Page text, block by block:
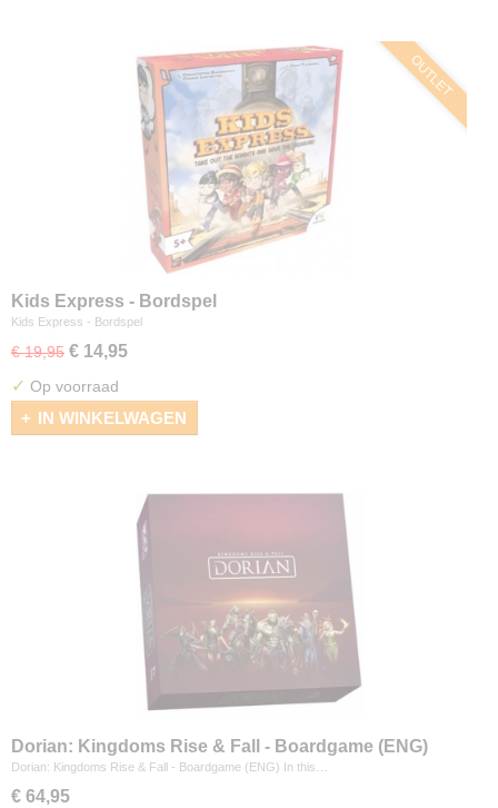
OUTLET
Kids Express - Bordspel
Kids Express - Bordspel
€ 19,95 € 14,95
✓ Op voorraad
IN WINKELWAGEN
Dorian: Kingdoms Rise & Fall - Boardgame (ENG)
Dorian: Kingdoms Rise & Fall - Boardgame (ENG) In this…
€ 64,95